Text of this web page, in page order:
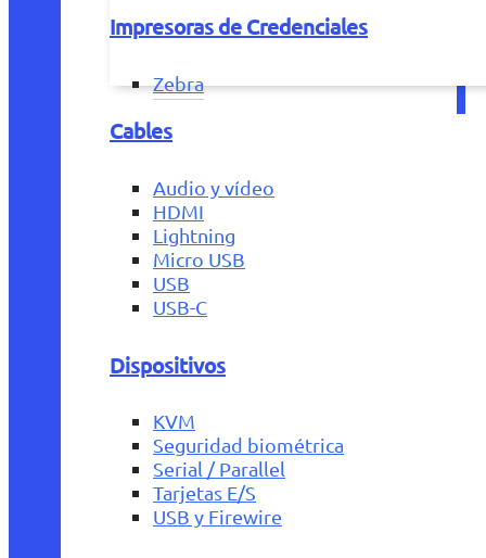
Impresoras de Credenciales
Zebra
Cables
Audio y vídeo
HDMI
Lightning
Micro USB
USB
USB-C
Dispositivos
KVM
Seguridad biométrica
Serial / Parallel
Tarjetas E/S
USB y Firewire